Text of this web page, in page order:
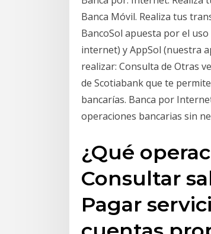
Banca Móvil. Realiza tus
BancoSol apuesta por el
internet) y AppSol (nuestra
realizar: Consulta de Otras
de Scotiabank que te
bancarías. Banca por
operaciones bancarias sin
¿Qué
Consultar
Pagar